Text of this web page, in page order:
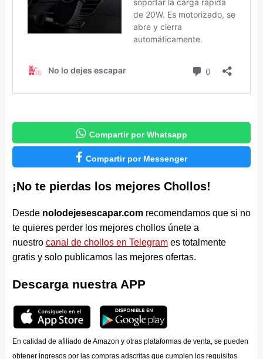
 Compartir por Whatsapp
 Compartir por Messenger
¡No te pierdas los mejores Chollos!
Desde nolodejesescapar.comrecomendamos que si no
te quieres perder los mejores chollos únete a
nuestro canal de chollos en Telegrames totalmente
gratis y solo publicamos las mejores ofertas.
Descarga nuestra APP
En calidad de afiliado de Amazon y otras plataformas de venta, se pueden
obtener ingresos por las compras adscritas que cumplen los requisitos